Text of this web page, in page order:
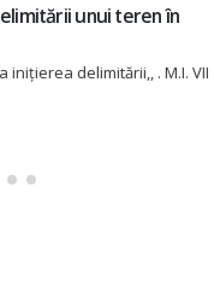
unui teren în
delimitării,, . M.I. VII